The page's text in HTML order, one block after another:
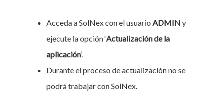
Acceda a SolNex con el usuario ADMIN y
ejecute la opción ‘Actualización de la
aplicación‘.
Durante el proceso de actualización no se
podrá trabajar con SolNex.